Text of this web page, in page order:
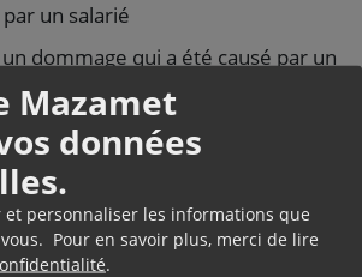
Mazamet
données
et personnaliser les informations que
Pour en savoir plus, merci de lire
.
un salarié
dommage qui a été causé par un
de ses fonctions et durant son
l'employeur qui doit vous
accident causé par un salarié
fonction pendant ses heures de